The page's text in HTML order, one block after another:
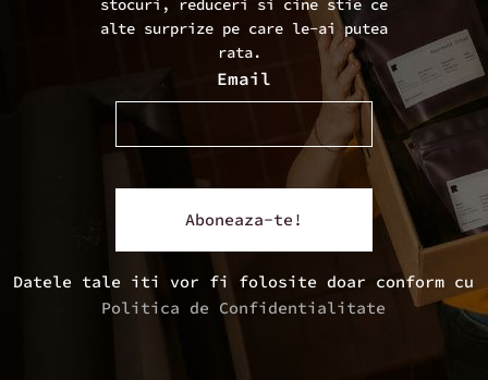
stocuri, reduceri si cine stie ce
alte surprize pe care le-ai putea
rata.
Email
Datele tale iti vor fi folosite doar conform cu
Politica de Confidentialitate